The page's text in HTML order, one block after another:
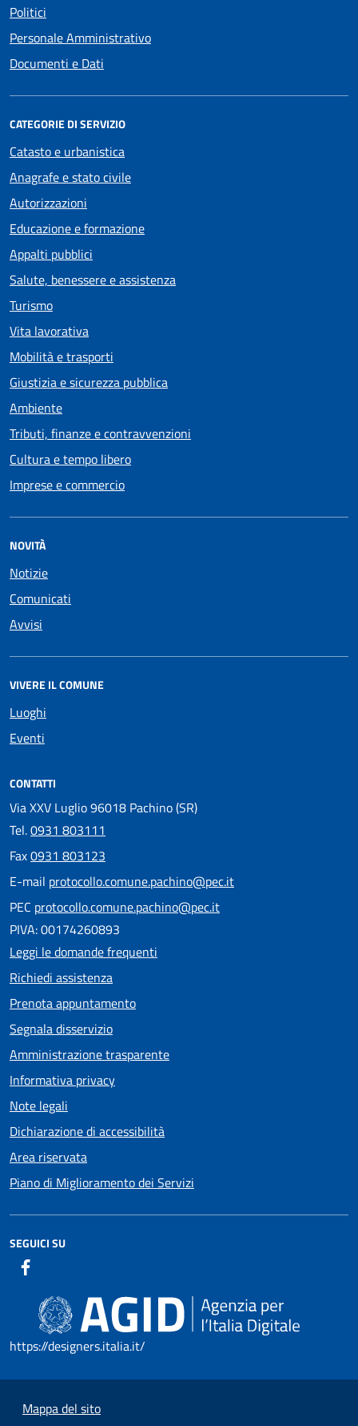
Politici
Personale Amministrativo
Documenti e Dati
CATEGORIE DI SERVIZIO
Catasto e urbanistica
Anagrafe e stato civile
Autorizzazioni
Educazione e formazione
Appalti pubblici
Salute, benessere e assistenza
Turismo
Vita lavorativa
Mobilità e trasporti
Giustizia e sicurezza pubblica
Ambiente
Tributi, finanze e contravvenzioni
Cultura e tempo libero
Imprese e commercio
NOVITÀ
Notizie
Comunicati
Avvisi
VIVERE IL COMUNE
Luoghi
Eventi
CONTATTI
Via XXV Luglio 96018 Pachino (SR)
Tel.0931 803111
Fax0931 803123
E-mail protocollo.comune.pachino@pec.it
PEC protocollo.comune.pachino@pec.it
PIVA: 00174260893
Leggi le domande frequenti
Richiedi assistenza
Prenota appuntamento
Segnala disservizio
Amministrazione trasparente
Informativa privacy
Note legali
Dichiarazione di accessibilità
Area riservata
Piano di Miglioramento dei Servizi
SEGUICI SU
https://designers.italia.it/
Mappa del sito